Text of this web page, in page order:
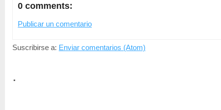
0 comments:
Publicar un comentario
Suscribirse a: Enviar comentarios (Atom)
.